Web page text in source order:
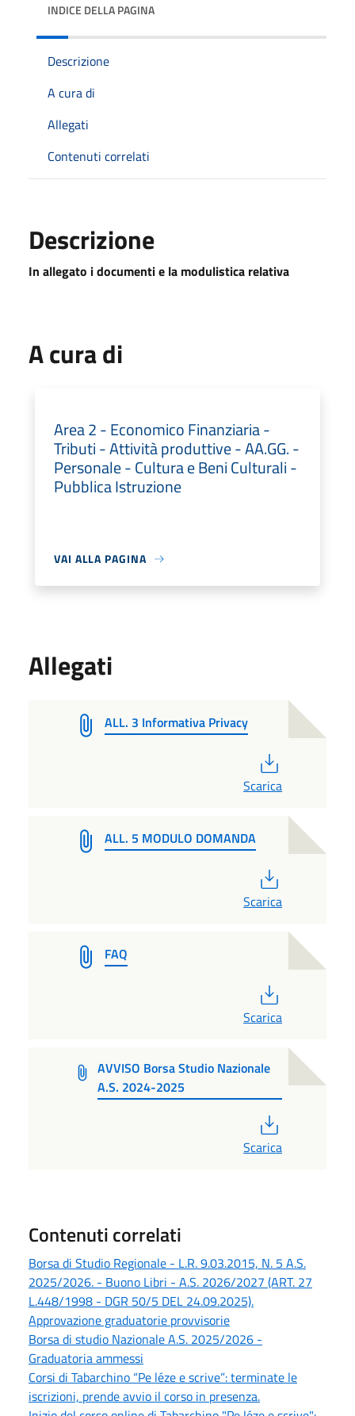
INDICE DELLA PAGINA
Descrizione
A cura di
Allegati
Contenuti correlati
Descrizione
In allegato i documenti e la modulistica relativa
A cura di
Area 2 - Economico Finanziaria -
Tributi - Attività produttive - AA.GG. -
Personale - Cultura e Beni Culturali -
Pubblica Istruzione
VAI ALLA PAGINA
Allegati
ALL. 3 Informativa Privacy
Scarica
ALL. 5 MODULO DOMANDA
Scarica
FAQ
Scarica
AVVISO Borsa Studio Nazionale
A.S. 2024-2025
Scarica
Contenuti correlati
Borsa di Studio Regionale - L.R. 9.03.2015, N. 5 A.S.
2025/2026. - Buono Libri - A.S. 2026/2027 (ART. 27
L.448/1998 - DGR 50/5 DEL 24.09.2025).
Approvazione graduatorie provvisorie
Borsa di studio Nazionale A.S. 2025/2026 -
Graduatoria ammessi
Corsi di Tabarchino “Pe léze e scrive”: terminate le
iscrizioni, prende avvio il corso in presenza.